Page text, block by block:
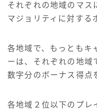
それぞれの地域のマス
マジョリティに対する
各地域で、もっともキ
ーは、それぞれの地域
数字分のボーナス得点
各地域２位以下のプレ